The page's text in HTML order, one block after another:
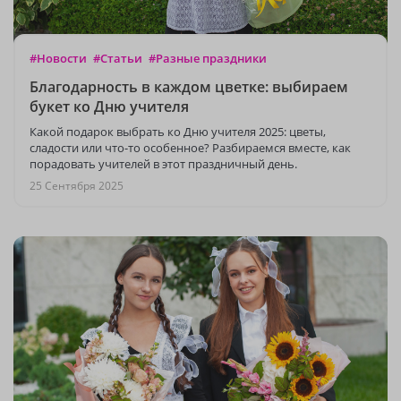
#Новости #Статьи #Разные праздники
Благодарность в каждом цветке: выбираем
букет ко Дню учителя
Какой подарок выбрать ко Дню учителя 2025: цветы,
сладости или что-то особенное? Разбираемся вместе, как
порадовать учителей в этот праздничный день.
25 Сентября 2025